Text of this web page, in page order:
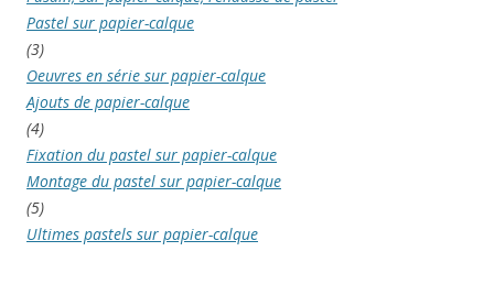
Pastel sur papier-calque
(3)
Oeuvres en série sur papier-calque
Ajouts de papier-calque
(4)
Fixation du pastel sur papier-calque
Montage du pastel sur papier-calque
(5)
Ultimes pastels sur papier-calque